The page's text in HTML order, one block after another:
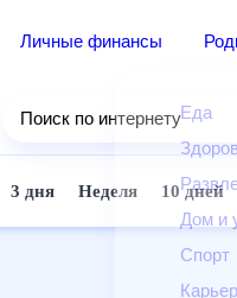
Личные финансы
Еда
Дом
Спорт
Поиск по интернету
3 дня Неделя 10